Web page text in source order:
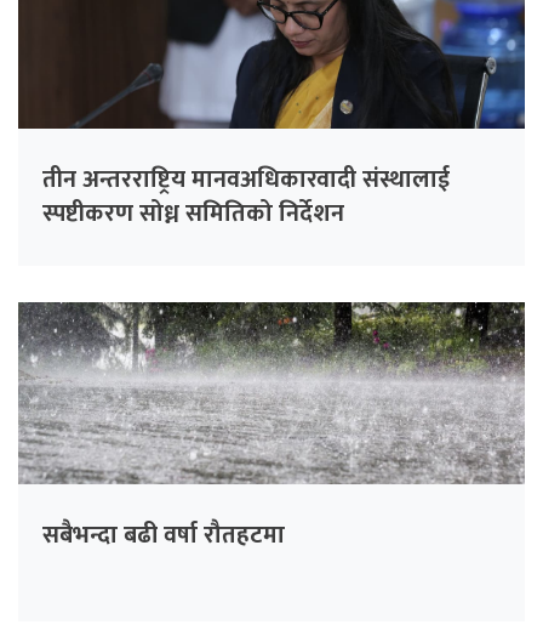
तीन अन्तरराष्ट्रिय मानवअधिकारवादी संस्थालाई
स्पष्टीकरण सोध्न समितिको निर्देशन
सबैभन्दा बढी वर्षा रौतहटमा